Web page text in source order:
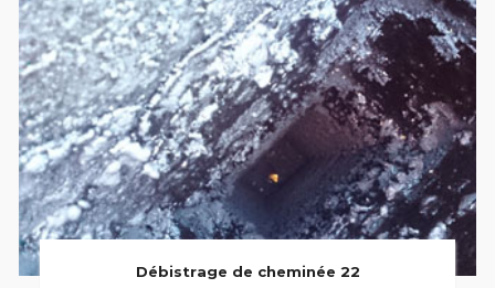
Débistrage de cheminée 22